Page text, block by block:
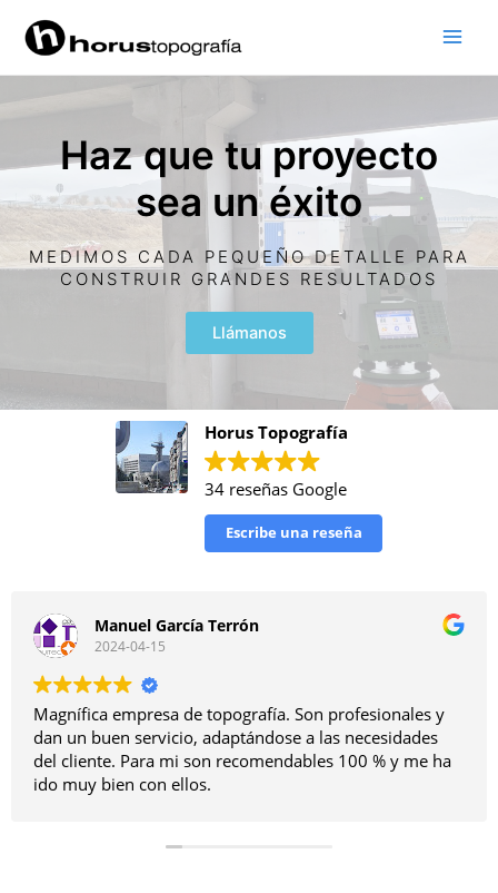
Haz que tu proyecto
sea un éxito
MEDIMOS CADA PEQUEÑO DETALLE PARA
CONSTRUIR GRANDES RESULTADOS
Llámanos
Horus Topografía
34 reseñas Google
Escribe una reseña
Son profesionales y
a las necesidades
100 % y me ha
Sin duda el mejor topografo de
persona.